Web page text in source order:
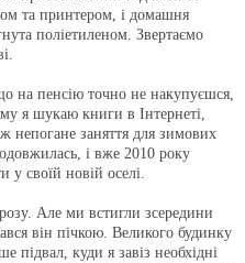
та принтером, і домашня
поліетиленом. Звертаємо
на пенсію точно не накупуєшся,
я шукаю книги в Інтернеті,
непогане заняття для зимових
і вже 2010 року
своїй новій оселі.
Але ми встигли зсередини
він пічкою. Великого будинку
підвал, куди я завіз необхідні